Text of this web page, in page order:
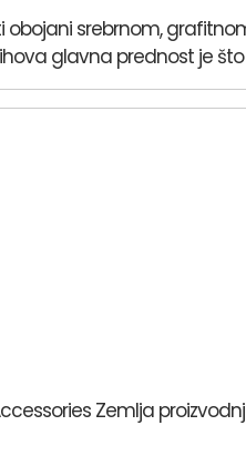
obojani srebrnom,
glavna prednost je što
Zemlja